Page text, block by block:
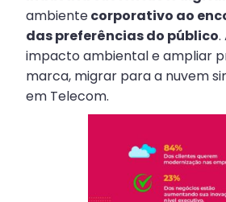
ambientecorporativo ao
das preferências do público.
impacto ambiental e ampliar
marca, migrar para a nuvem
em Telecom.